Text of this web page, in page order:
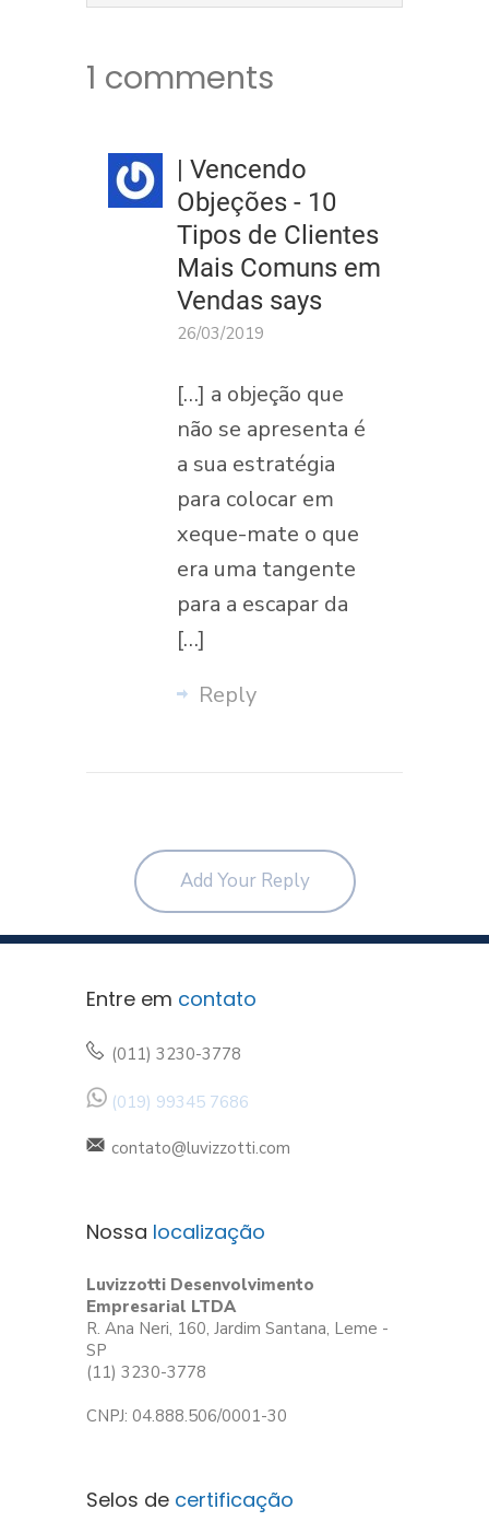
1 comments
| Vencendo
Objeções - 10
Tipos de Clientes
Mais Comuns em
Vendas says
26/03/2019
[…] a objeção que
não se apresenta é
a sua estratégia
para colocar em
xeque-mate o que
era uma tangente
para a escapar da
[…]
Reply
Add Your Reply
Entre em contato
(011) 3230-3778
(019) 99345 7686
contato@luvizzotti.com
Nossa localização
Luvizzotti Desenvolvimento
Empresarial LTDA
R. Ana Neri, 160, Jardim Santana, Leme -
SP
(11) 3230-3778
CNPJ: 04.888.506/0001-30
Selos de certificação